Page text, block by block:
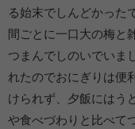
る始末でしんどかった
間ごとに一口大の梅と
つまんでしのいでいま
れたのでおにぎりは便
けられず、夕飯にはう
や食べづわりと比べて